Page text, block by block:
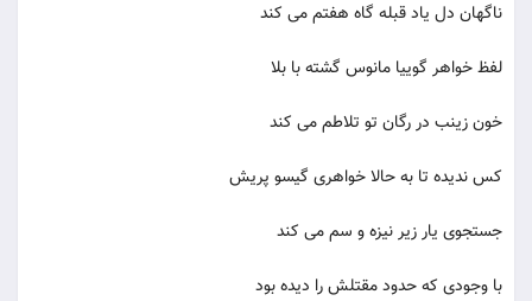
ناگهان دل یاد قبله گاه هفتم می کند
لفظ خواهر گوییا مانوس گشته با بلا
خون زینب در رگان تو تلاطم می کند
کس ندیده تا به حالا خواهری گیسو پریش
جستجوی یار زیر نیزه و سم می کند
با وجودی که حدود مقتلش را دیده بود